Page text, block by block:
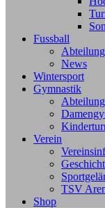
Fussball
News
Wintersport
Gymnastik
Verein
TSV
Shop